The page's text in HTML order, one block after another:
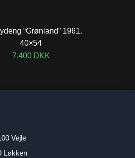
“Grønland” 1961.
40×54
7.400 DKK
Vejle
Løkken